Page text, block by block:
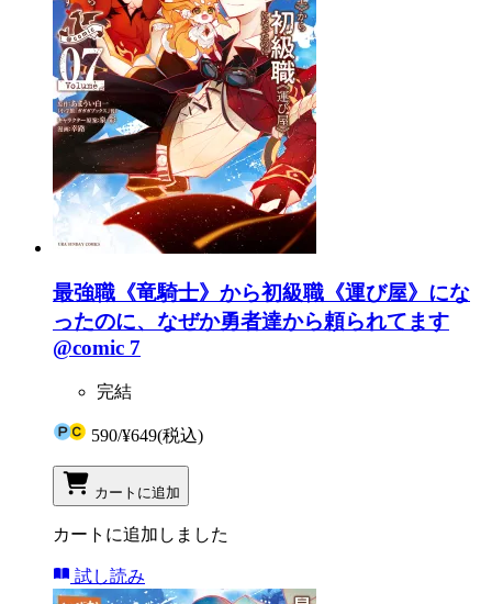
最強職《竜騎士》から初級職《運び屋》にな
ったのに、なぜか勇者達から頼られてます
@comic 7
完結
590/¥649(税込)
カートに追加
カートに追加しました
試し読み